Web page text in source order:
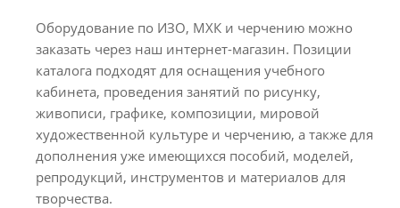
Оборудование по ИЗО, МХК и черчению можно
заказать через наш интернет-магазин. Позиции
каталога подходят для оснащения учебного
кабинета, проведения занятий по рисунку,
живописи, графике, композиции, мировой
художественной культуре и черчению, а также для
дополнения уже имеющихся пособий, моделей,
репродукций, инструментов и материалов для
творчества.